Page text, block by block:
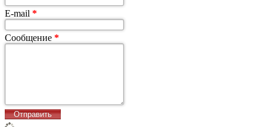
E-mail *
Сообщение *